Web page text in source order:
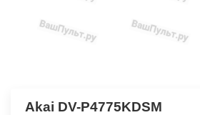
Akai DV-P4775KDSM